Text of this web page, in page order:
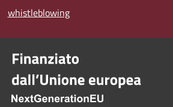
whistleblowing